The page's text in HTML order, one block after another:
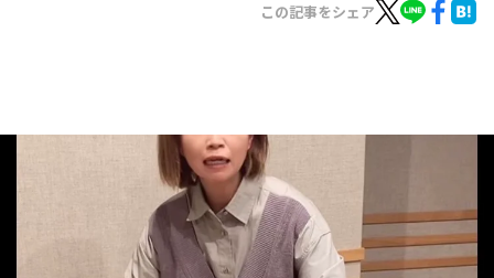
トピックス
TBS Podcast
イベント・グッズ
YouTube
会社情報
この記事をシェア